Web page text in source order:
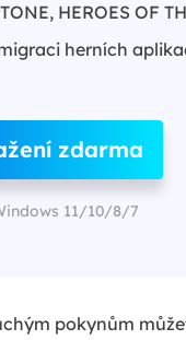
HEROES OF
herních
zdarma
11/10/8/7
pokynům